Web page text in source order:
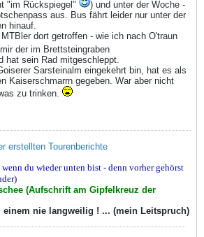
"im Rückspiegel"
) und unter der Woche -
aus. Bus fährt leider nur unter der
hinauf.
dort getroffen - wie ich nach O'traun
der im Brettsteingraben
hat sein Rad mitgeschleppt.
Sarsteinalm eingekehrt bin, hat es als
Kaiserschmarrn gegeben. War aber nicht
zu trinken.
erstellten Tourenberichte
du wieder unten bist - denn vorher gehörst
(Aufschrift am Gipfelkreuz der
nie langweilig ! ... (mein Leitspruch)